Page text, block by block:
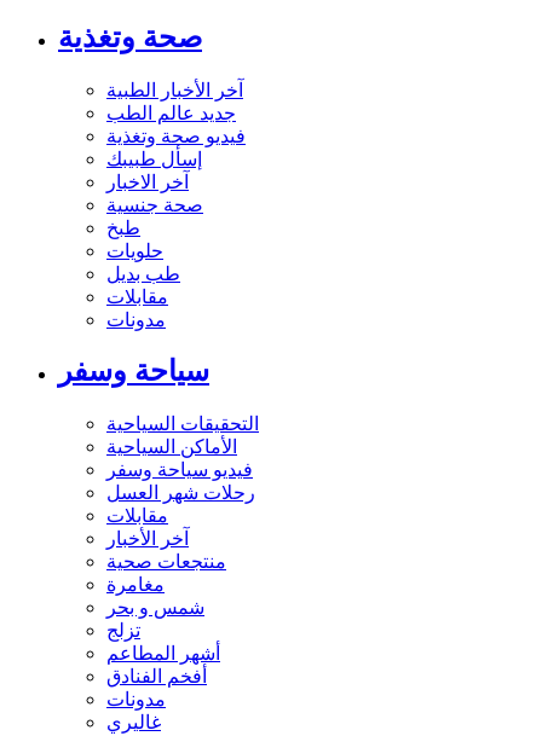
صحة وتغذية
آخر الأخبار الطبية
جديد عالم الطب
فيديو صحة وتغذية
إسأل طبيبك
آخر الاخبار
صحة جنسية
طبخ
حلويات
طب بديل
مقابلات
مدونات
سياحة وسفر
التحقيقات السياحية
الأماكن السياحية
فيديو سياحة وسفر
رحلات شهر العسل
مقابلات
آخر الأخبار
منتجعات صحية
مغامرة
شمس و بحر
تزلج
أشهر المطاعم
أفخم الفنادق
مدونات
غاليري